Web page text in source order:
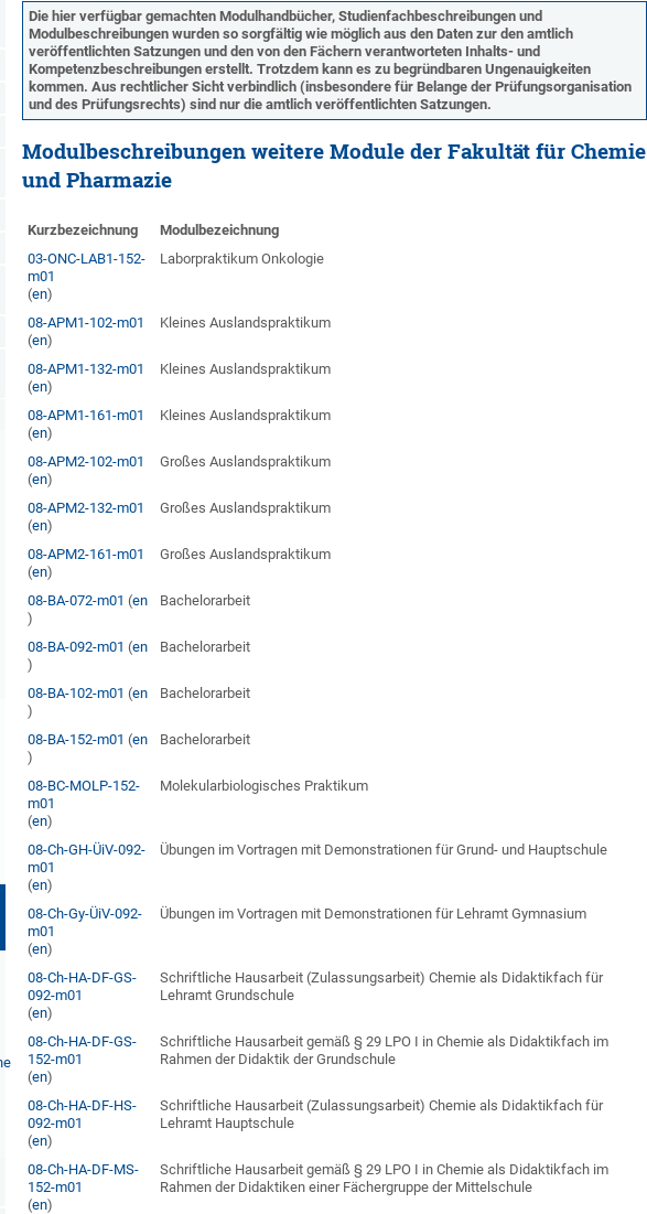
Die hier verfügbar gemachten Modulhandbücher, Studienfachbeschreibungen und
Modulbeschreibungen wurden so sorgfältig wie möglich aus den Daten zur den amtlich
veröffentlichten Satzungen und den von den Fächern verantworteten Inhalts- und
Kompetenzbeschreibungen erstellt. Trotzdem kann es zu begründbaren Ungenauigkeiten
kommen. Aus rechtlicher Sicht verbindlich (insbesondere für Belange der Prüfungsorganisation
und des Prüfungsrechts) sind nur die amtlich veröffentlichten Satzungen.
Modulbeschreibungen weitere Module der Fakultät für Chemie
und Pharmazie
Kurzbezeichnung
Modulbezeichnung
03-ONC-LAB1-152-
m01
(en)
Laborpraktikum Onkologie
08-APM1-102-m01
(en)
Kleines Auslandspraktikum
08-APM1-132-m01
(en)
Kleines Auslandspraktikum
08-APM1-161-m01
(en)
Kleines Auslandspraktikum
08-APM2-102-m01
(en)
Großes Auslandspraktikum
08-APM2-132-m01
(en)
Großes Auslandspraktikum
08-APM2-161-m01
(en)
Großes Auslandspraktikum
08-BA-072-m01 (en
)
Bachelorarbeit
08-BA-092-m01 (en
)
Bachelorarbeit
08-BA-102-m01 (en
)
Bachelorarbeit
08-BA-152-m01 (en
)
Bachelorarbeit
08-BC-MOLP-152-
m01
(en)
Molekularbiologisches Praktikum
08-Ch-GH-ÜiV-092-
m01
(en)
Übungen im Vortragen mit Demonstrationen für Grund- und Hauptschule
08-Ch-Gy-ÜiV-092-
m01
(en)
Übungen im Vortragen mit Demonstrationen für Lehramt Gymnasium
08-Ch-HA-DF-GS-
092-m01
(en)
Schriftliche Hausarbeit (Zulassungsarbeit) Chemie als Didaktikfach für
Lehramt Grundschule
08-Ch-HA-DF-GS-
152-m01
(en)
Schriftliche Hausarbeit gemäß § 29 LPO I in Chemie als Didaktikfach im
Rahmen der Didaktik der Grundschule
08-Ch-HA-DF-HS-
092-m01
(en)
Schriftliche Hausarbeit (Zulassungsarbeit) Chemie als Didaktikfach für
Lehramt Hauptschule
08-Ch-HA-DF-MS-
152-m01
(en)
Schriftliche Hausarbeit gemäß § 29 LPO I in Chemie als Didaktikfach im
Rahmen der Didaktiken einer Fächergruppe der Mittelschule